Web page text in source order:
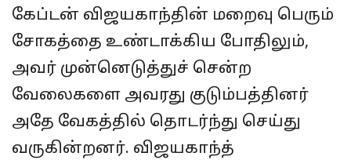
கேப்டன் விஜயகாந்தின் மறைவு பெரும்
சோகத்தை உண்டாக்கிய போதிலும்,
அவர் முன்னெடுத்துச் சென்ற
வேலைகளை அவரது குடும்பத்தினர்
அதே வேகத்தில் தொடர்ந்து செய்து
வருகின்றனர். விஜயகாந்த்